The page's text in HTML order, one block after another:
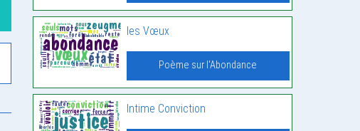
les Vœux
Poème sur l'Abondance
Intime Conviction